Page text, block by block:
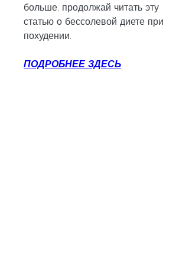
больше, продолжай читать эту
статью о бессолевой диете при
похудении.
ПОДРОБНЕЕ ЗДЕСЬ